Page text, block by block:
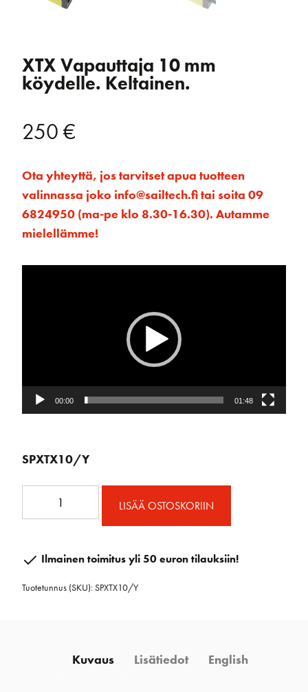
XTX Vapauttaja 10 mm
köydelle. Keltainen.
250€
Ota yhteyttä, jos tarvitset apua tuotteen
valinnassa joko info@sailtech.fi tai soita 09
6824950 (ma-pe klo 8.30-16.30). Autamme
mielellämme!
00:00 01:48
SPXTX10/Y
mm
Keltainen.
LISÄÄ OSTOSKORIIN
Ilmainen toimitus yli 50 euron tilauksiin!
Tuotetunnus (SKU):SPXTX10/Y
Kuvaus Lisätiedot English